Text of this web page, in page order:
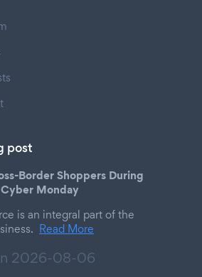
post
Border Shoppers During
Monday
is an integral part of the
Read More
2026-08-06